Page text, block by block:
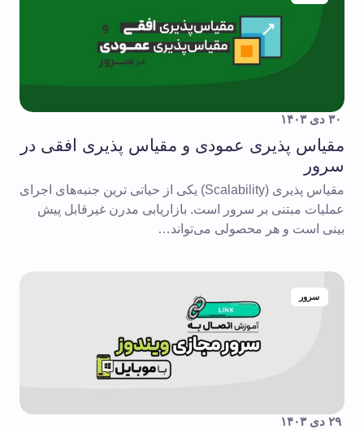
۳۰ دی ۱۴۰۳
مقیاس پذیری عمودی و مقیاس پذیری افقی در
سرور
مقیاس پذیری (Scalability) یکی از حیاتی ترین جنبه‌های اجرای
عملیات مبتنی بر سرور است. بازاریابی مدرن غیرقابل پیش
بینی است و هر محصولی می‌تواند…
سرور
۲۹ دی ۱۴۰۳